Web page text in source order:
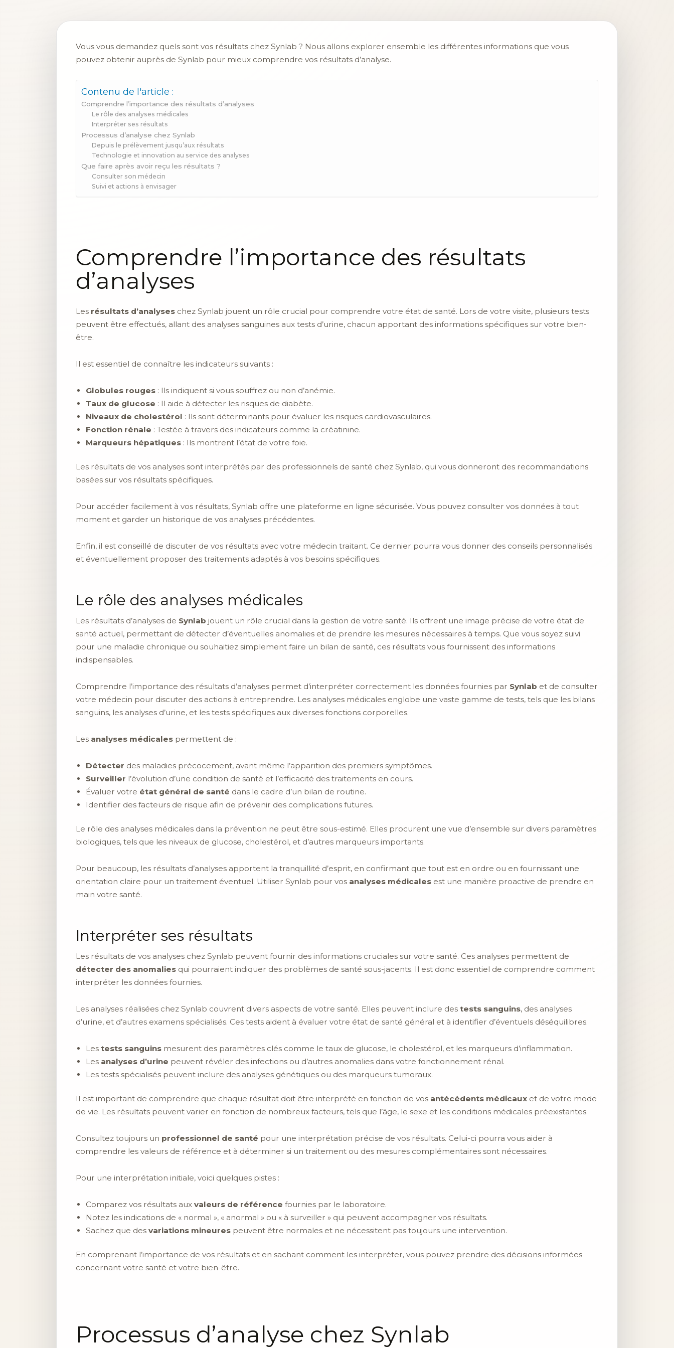
Vous vous demandez quels sont vos résultats chez Synlab ? Nous allons explorer ensemble les différentes informations que vous
pouvez obtenir auprès de Synlab pour mieux comprendre vos résultats d’analyse.
Contenu de l'article :
Comprendre l’importance des résultats d’analyses
Le rôle des analyses médicales
Interpréter ses résultats
Processus d’analyse chez Synlab
Depuis le prélèvement jusqu’aux résultats
Technologie et innovation au service des analyses
Que faire après avoir reçu les résultats ?
Consulter son médecin
Suivi et actions à envisager
Comprendre l’importance des résultats
d’analyses
Les résultats d’analyses chez Synlab jouent un rôle crucial pour comprendre votre état de santé. Lors de votre visite, plusieurs tests
peuvent être effectués, allant des analyses sanguines aux tests d’urine, chacun apportant des informations spécifiques sur votre bien-
être.
Il est essentiel de connaître les indicateurs suivants :
Globules rouges : Ils indiquent si vous souffrez ou non d’anémie.
Taux de glucose : Il aide à détecter les risques de diabète.
Niveaux de cholestérol : Ils sont déterminants pour évaluer les risques cardiovasculaires.
Fonction rénale : Testée à travers des indicateurs comme la créatinine.
Marqueurs hépatiques : Ils montrent l’état de votre foie.
Les résultats de vos analyses sont interprétés par des professionnels de santé chez Synlab, qui vous donneront des recommandations
basées sur vos résultats spécifiques.
Pour accéder facilement à vos résultats, Synlab offre une plateforme en ligne sécurisée. Vous pouvez consulter vos données à tout
moment et garder un historique de vos analyses précédentes.
Enfin, il est conseillé de discuter de vos résultats avec votre médecin traitant. Ce dernier pourra vous donner des conseils personnalisés
et éventuellement proposer des traitements adaptés à vos besoins spécifiques.
Le rôle des analyses médicales
Les résultats d’analyses de Synlab jouent un rôle crucial dans la gestion de votre santé. Ils offrent une image précise de votre état de
santé actuel, permettant de détecter d’éventuelles anomalies et de prendre les mesures nécessaires à temps. Que vous soyez suivi
pour une maladie chronique ou souhaitiez simplement faire un bilan de santé, ces résultats vous fournissent des informations
indispensables.
Comprendre l’importance des résultats d’analyses permet d’interpréter correctement les données fournies par Synlab et de consulter
votre médecin pour discuter des actions à entreprendre. Les analyses médicales englobe une vaste gamme de tests, tels que les bilans
sanguins, les analyses d’urine, et les tests spécifiques aux diverses fonctions corporelles.
Les analyses médicales permettent de :
Détecter des maladies précocement, avant même l’apparition des premiers symptômes.
Surveiller l’évolution d’une condition de santé et l’efficacité des traitements en cours.
Évaluer votre état général de santé dans le cadre d’un bilan de routine.
Identifier des facteurs de risque afin de prévenir des complications futures.
Le rôle des analyses médicales dans la prévention ne peut être sous-estimé. Elles procurent une vue d’ensemble sur divers paramètres
biologiques, tels que les niveaux de glucose, cholestérol, et d’autres marqueurs importants.
Pour beaucoup, les résultats d’analyses apportent la tranquillité d’esprit, en confirmant que tout est en ordre ou en fournissant une
orientation claire pour un traitement éventuel. Utiliser Synlab pour vos analyses médicales est une manière proactive de prendre en
main votre santé.
Interpréter ses résultats
Les résultats de vos analyses chez Synlab peuvent fournir des informations cruciales sur votre santé. Ces analyses permettent de
détecter des anomalies qui pourraient indiquer des problèmes de santé sous-jacents. Il est donc essentiel de comprendre comment
interpréter les données fournies.
Les analyses réalisées chez Synlab couvrent divers aspects de votre santé. Elles peuvent inclure des tests sanguins, des analyses
d’urine, et d’autres examens spécialisés. Ces tests aident à évaluer votre état de santé général et à identifier d’éventuels déséquilibres.
Les tests sanguins mesurent des paramètres clés comme le taux de glucose, le cholestérol, et les marqueurs d’inflammation.
Les analyses d’urine peuvent révéler des infections ou d’autres anomalies dans votre fonctionnement rénal.
Les tests spécialisés peuvent inclure des analyses génétiques ou des marqueurs tumoraux.
Il est important de comprendre que chaque résultat doit être interprété en fonction de vos antécédents médicaux et de votre mode
de vie. Les résultats peuvent varier en fonction de nombreux facteurs, tels que l’âge, le sexe et les conditions médicales préexistantes.
Consultez toujours un professionnel de santé pour une interprétation précise de vos résultats. Celui-ci pourra vous aider à
comprendre les valeurs de référence et à déterminer si un traitement ou des mesures complémentaires sont nécessaires.
Pour une interprétation initiale, voici quelques pistes :
Comparez vos résultats aux valeurs de référence fournies par le laboratoire.
Notez les indications de « normal », « anormal » ou « à surveiller » qui peuvent accompagner vos résultats.
Sachez que des variations mineures peuvent être normales et ne nécessitent pas toujours une intervention.
En comprenant l’importance de vos résultats et en sachant comment les interpréter, vous pouvez prendre des décisions informées
concernant votre santé et votre bien-être.
Processus d’analyse chez Synlab